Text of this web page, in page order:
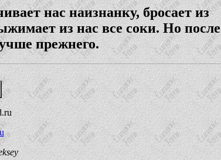
нас наизнанку, бросает из
из нас все соки. Но после
прежнего.